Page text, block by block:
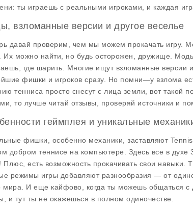
ты играешь с реальными игроками, и каждая
взломанные версии и другое веселье
давай проверим, чем мы можем прокачать игру.
Их можно найти, но будь осторожен, дружище.
где шарить. Многие ищут взломанные версии
фишки и игроков сразу. Но помни—у взлома
тенниса просто снесут с лица земли, вот такой
то лучше читай отзывы, проверяй источники и
геймплея и уникальные
фишки, особенно механики, заставляют
добром теннисе на компьютере. Здесь все в духе
Плюс, есть возможность прокачивать свои
режимы игры добавляют разнообразия — от
мира. И еще кайфово, когда ты можешь общаться
и тут ты не окажешься в полном одиночестве.